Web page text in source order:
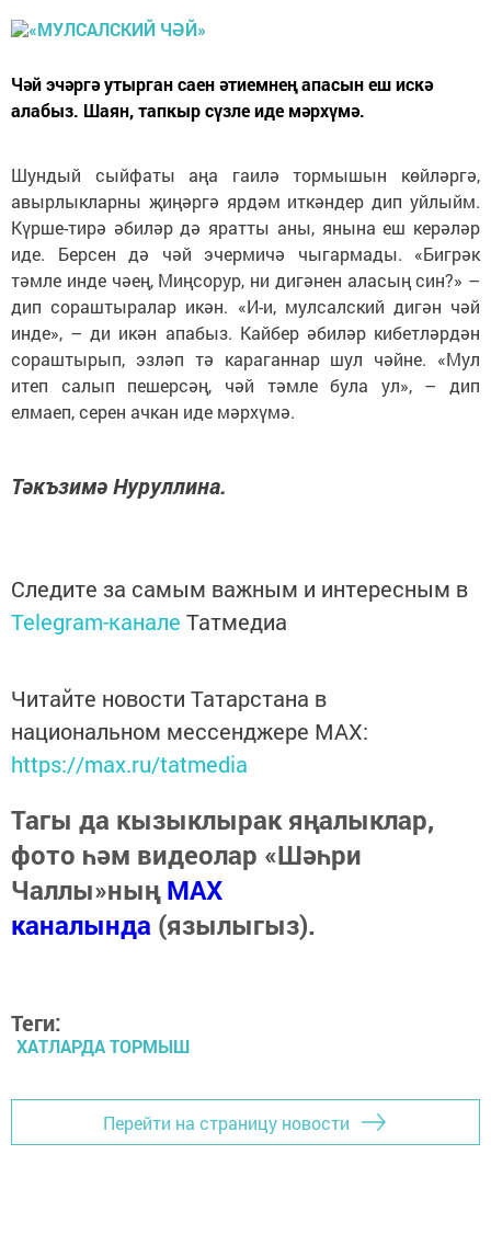
Чәй эчәргә утырган саен әтиемнең апасын еш искә
алабыз. Шаян, тапкыр сүзле иде мәрхүмә.
Шундый сыйфаты аңа гаилә тормышын көйләргә,
авырлыкларны җиңәргә ярдәм иткәндер дип уйлыйм.
Күрше-тирә әбиләр дә яратты аны, янына еш керәләр
иде. Берсен дә чәй эчермичә чыгармады. «Бигрәк
тәмле инде чәең, Миңсорур, ни дигәнен аласың син?» –
дип сораштыралар икән. «И-и, мулсалский дигән чәй
инде», – ди икән апабыз. Кайбер әбиләр кибетләрдән
сораштырып, эзләп тә караганнар шул чәйне. «Мул
итеп салып пешерсәң, чәй тәмле була ул», – дип
елмаеп, серен ачкан иде мәрхүмә.
Тәкъзимә Нуруллина.
Следите за самым важным и интересным в
Telegram-канале Татмедиа
Читайте новости Татарстана в
национальном мессенджере MАХ:
https://max.ru/tatmedia
Тагы да кызыклырак яңалыклар,
фото һәм видеолар «Шәһри
Чаллы»ныңMAX
каналында (язылыгыз).
Теги:
ХАТЛАРДА ТОРМЫШ
Перейти на страницу новости